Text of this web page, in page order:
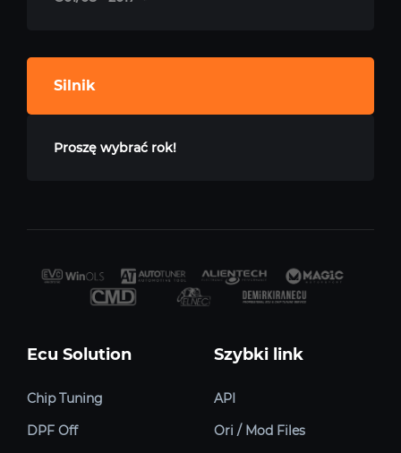
Silnik
Proszę wybrać rok!
Ecu Solution
Chip Tuning
DPF Off
Szybki link
API
Ori / Mod Files